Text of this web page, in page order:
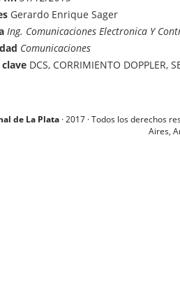
Gerardo Enrique Sager
Ing. Comunicaciones Electronica Y
Comunicaciones
DCS, CORRIMIENTO DOPPLER,
de La Plata · 2017 · Todos los derechos
Aires,